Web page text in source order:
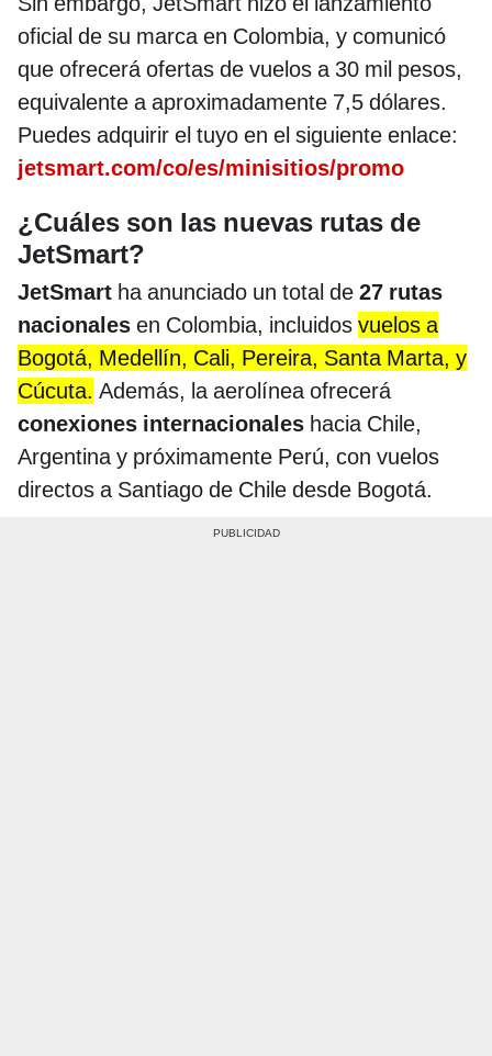
oficial de su marca en Colombia, y comunicó
que ofrecerá ofertas de vuelos a 30 mil pesos,
equivalente a aproximadamente 7,5 dólares.
Puedes adquirir el tuyo en el siguiente enlace:
jetsmart.com/co/es/minisitios/promo
¿Cuáles son las nuevas rutas de
JetSmart?
JetSmart ha anunciado un total de 27 rutas
nacionales en Colombia, incluidos vuelos a
Bogotá, Medellín, Cali, Pereira, Santa Marta, y
Cúcuta. Además, la aerolínea ofrecerá
conexiones internacionales hacia Chile,
Argentina y próximamente Perú, con vuelos
directos a Santiago de Chile desde Bogotá.